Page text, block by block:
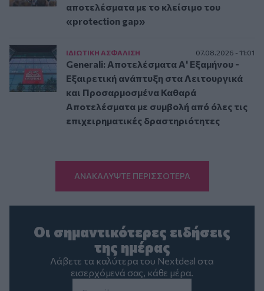
αποτελέσματα με το κλείσιμο του
«protection gap»
ΙΔΙΩΤΙΚΗ ΑΣΦAΛΙΣΗ 07.08.2026 - 11:01
Generali: Αποτελέσματα Α' Εξαμήνου -
Εξαιρετική ανάπτυξη στα Λειτουργικά
και Προσαρμοσμένα Καθαρά
Αποτελέσματα με συμβολή από όλες τις
επιχειρηματικές δραστηριότητες
ΑΝΑΚΑΛΥΨΤΕ ΠΕΡΙΣΣΟΤΕΡΑ
Οι σημαντικότερες ειδήσεις
της ημέρας
Λάβετε τα καλύτερα του Nextdeal στα
εισερχόμενά σας, κάθε μέρα.